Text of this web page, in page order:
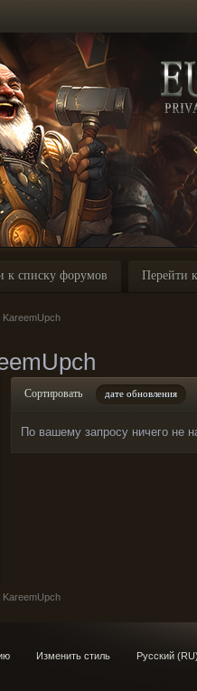
к списку форумов Перейти
KareemUpch
Сортировать дате обновления
По вашему запросу ничего не
KareemUpch
Изменить стиль Русский